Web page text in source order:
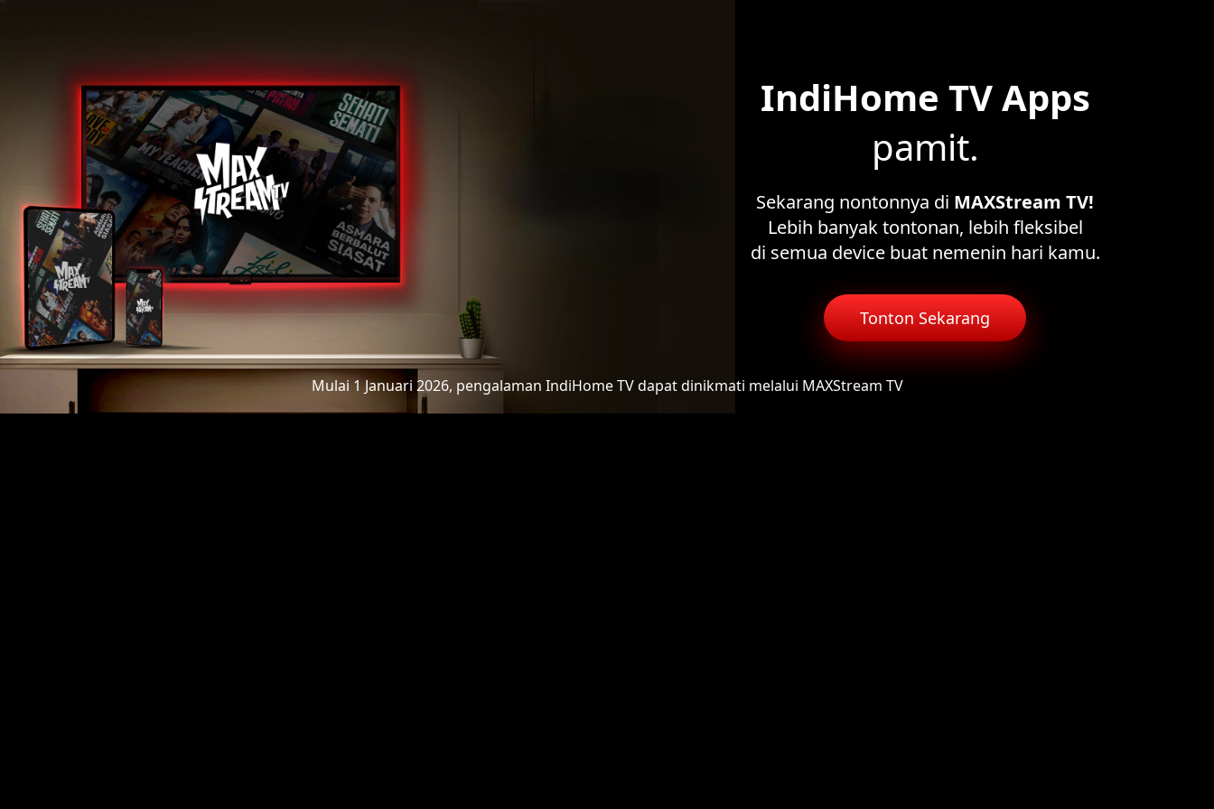
IndiHome TV Apps
pamit.
Sekarang nontonnya di MAXStream TV!
Lebih banyak tontonan, lebih fleksibel
di semua device buat nemenin hari kamu.
Tonton Sekarang
Mulai 1 Januari 2026, pengalaman IndiHome TVdapat dinikmati melalui MAXStream TV